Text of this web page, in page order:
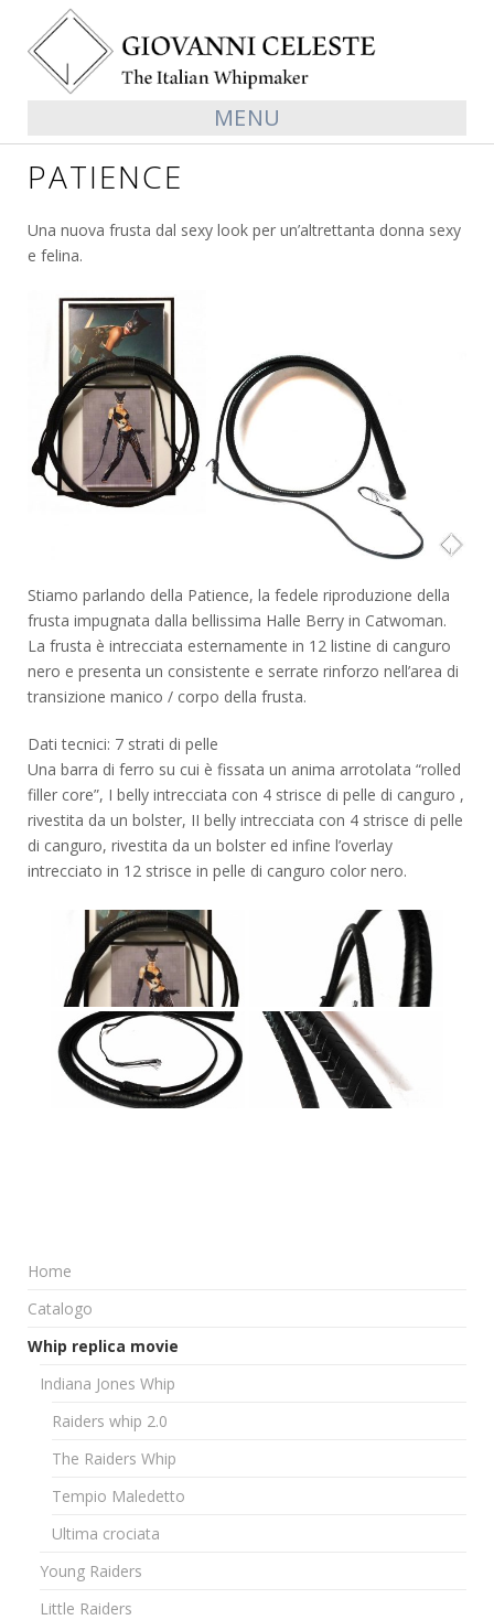
MENU
Home
Catalogo
Whip replica movie
Indiana Jones Whip
Raiders whip 2.0
The Raiders Whip
Tempio Maledetto
Ultima crociata
Young Raiders
Little Raiders
PATIENCE
Una nuova frusta dal sexy look per un’altrettanta donna sexy
e felina.
Stiamo parlando della Patience, la fedele riproduzione della
frusta impugnata dalla bellissima Halle Berry in Catwoman.
La frusta è intrecciata esternamente in 12 listine di canguro
nero e presenta un consistente e serrate rinforzo nell’area di
transizione manico / corpo della frusta.
Dati tecnici: 7 strati di pelle
Una barra di ferro su cui è fissata un anima arrotolata “rolled
filler core”, I belly intrecciata con 4 strisce di pelle di canguro ,
rivestita da un bolster, II belly intrecciata con 4 strisce di pelle
di canguro, rivestita da un bolster ed infine l’overlay
intrecciato in 12 strisce in pelle di canguro color nero.